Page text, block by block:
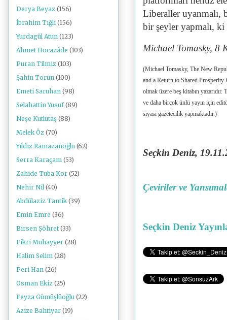
Liberaller uyanmalı,
bir şeyler yapmalı,
Michael Tomasky, 8
(Michael Tomasky, The New
and a Return to Shared
olmak üzere beş kitabın
ve daha birçok ünlü yayın için
siyasi gazetecilik yapmaktadır.)
Seçkin Deniz, 19
Çeviriler ve
Seçkin Deniz
Derya Beyaz (156)
İbrahim Tığlı (156)
Yurdagül Atun (123)
Ahmet Hocazâde (103)
Puran Tilmiz (103)
Şahin Torun (100)
Emeti Saruhan (98)
Selahattin Yusuf (89)
Neşe Kutlutaş (88)
Melek Öz (70)
Yıldız Ramazanoğlu (62)
Serra Karaçam (53)
Zahide Tuba Kor (52)
Nehir Nil (40)
Abdülaziz Tantik (39)
Emin Emre (36)
Birsen Şöhret (33)
Fikri Muhayyer (28)
Halim Selim (28)
Peri Han (26)
Osman Ekiz (25)
Feyza Gümüşlüoğlu (22)
Azize Bahtiyar (19)